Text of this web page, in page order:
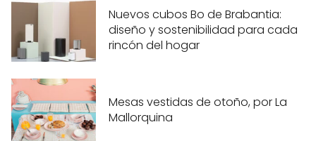
Nuevos cubos Bo de Brabantia:
diseño y sostenibilidad para cada
rincón del hogar
Mesas vestidas de otoño, por La
Mallorquina